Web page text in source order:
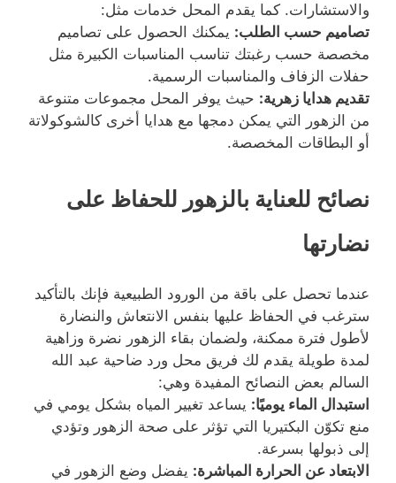
والاستشارات. كما يقدم المحل خدمات مثل:
تصاميم حسب الطلب: يمكنك الحصول على تصاميم
مخصصة حسب رغبتك تناسب المناسبات الكبيرة مثل
حفلات الزفاف والمناسبات الرسمية.
تقديم هدايا زهرية: حيث يوفر المحل مجموعات متنوعة
من الزهور التي يمكن دمجها مع هدايا أخرى كالشوكولاتة
أو البطاقات المخصصة.
نصائح للعناية بالزهور للحفاظ على
نضارتها
عندما تحصل على باقة من الورود الطبيعية فإنك بالتأكيد
سترغب في الحفاظ عليها بنفس الانتعاش والنضارة
لأطول فترة ممكنة، ولضمان بقاء الزهور نضرة وزاهية
لمدة طويلة يقدم لك فريق محل ورد ضاحية عبد الله
السالم بعض النصائح المفيدة وهي:
استبدال الماء يوميًا: يساعد تغيير المياه بشكل يومي في
منع تكوّن البكتيريا التي تؤثر على صحة الزهور وتؤدي
إلى ذبولها بسرعة.
الابتعاد عن الحرارة المباشرة: يفضل وضع الزهور في